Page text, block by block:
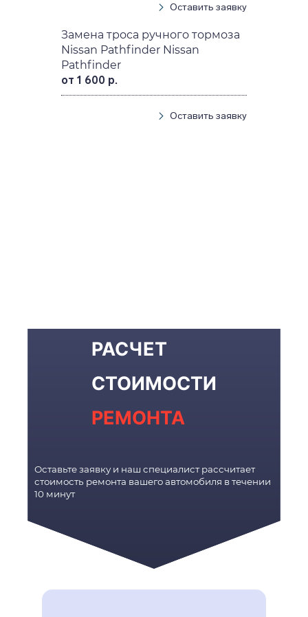
Оставить заявку
Замена троса ручного тормоза
Nissan Pathfinder Nissan
Pathfinder
от 1 600 р.
Оставить заявку
РАСЧЕТ
СТОИМОСТИ
РЕМОНТА
Оставьте заявку и наш специалист рассчитает
стоимость ремонта вашего автомобиля в течении
10 минут